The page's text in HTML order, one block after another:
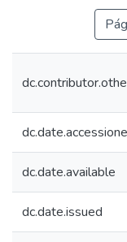
dc.date.available
dc.date.issued